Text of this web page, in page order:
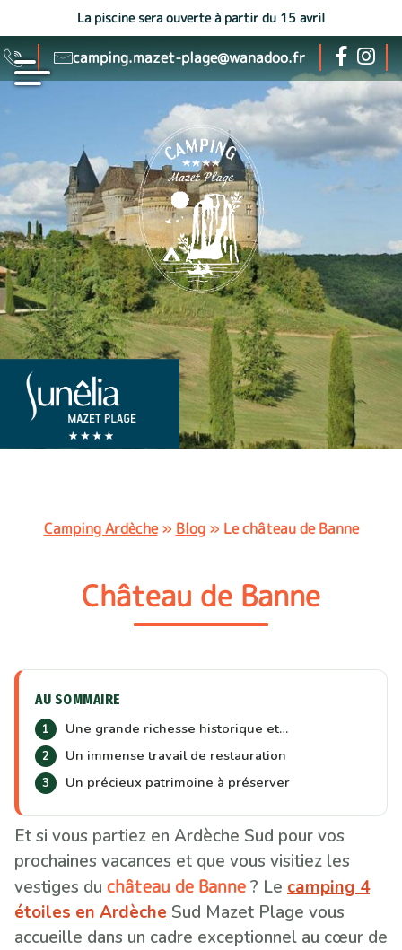
La piscine sera ouverte à partir du 15 avril
camping.mazet-plage@wanadoo.fr
Camping Ardèche» Blog» Le château de Banne
Château de Banne
AU SOMMAIRE
Une grande richesse historique et…
Un immense travail de restauration
Un précieux patrimoine à préserver
Et si vous partiez en Ardèche Sud pour vos
prochaines vacances et que vous visitiez les
vestiges du château de Banne? Le camping 4
étoiles en Ardèche Sud Mazet Plage vous
accueille dans un cadre exceptionnel au cœur de